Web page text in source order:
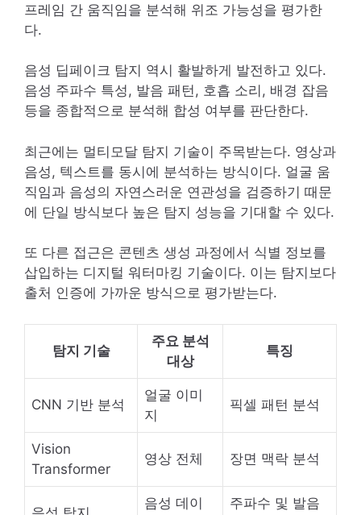
프레임 간 움직임을 분석해 위조 가능성을 평가한
다.
음성 딥페이크 탐지 역시 활발하게 발전하고 있다.
음성 주파수 특성, 발음 패턴, 호흡 소리, 배경 잡음
등을 종합적으로 분석해 합성 여부를 판단한다.
최근에는 멀티모달 탐지 기술이 주목받는다. 영상과
음성, 텍스트를 동시에 분석하는 방식이다. 얼굴 움
직임과 음성의 자연스러운 연관성을 검증하기 때문
에 단일 방식보다 높은 탐지 성능을 기대할 수 있다.
또 다른 접근은 콘텐츠 생성 과정에서 식별 정보를
삽입하는 디지털 워터마킹 기술이다. 이는 탐지보다
출처 인증에 가까운 방식으로 평가받는다.
탐지 기술
주요 분석
대상
특징
CNN 기반 분석
얼굴 이미
지
픽셀 패턴 분석
Vision
Transformer
영상 전체 장면 맥락 분석
음성 데이
주파수 및 발음